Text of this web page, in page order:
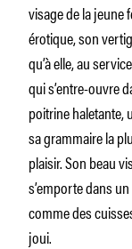
visage de la
érotique, son
qu’à elle, au
qui s’entre-ouvre
poitrine haletante,
sa grammaire la
plaisir. Son beau
s’emporte dans
comme des
joui.